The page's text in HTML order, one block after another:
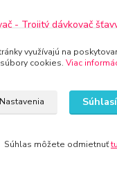
využívajú na
súbory cookies. Viac
Nastavenia
Súhlas môžete odmietnuťtu